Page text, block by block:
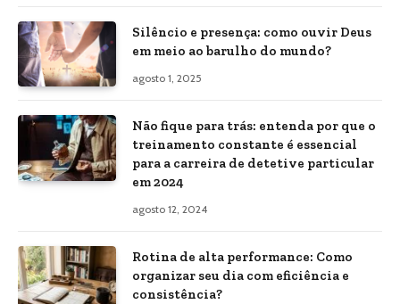
Silêncio e presença: como ouvir Deus
em meio ao barulho do mundo?
agosto 1, 2025
Não fique para trás: entenda por que o
treinamento constante é essencial
para a carreira de detetive particular
em 2024
agosto 12, 2024
Rotina de alta performance: Como
organizar seu dia com eficiência e
consistência?